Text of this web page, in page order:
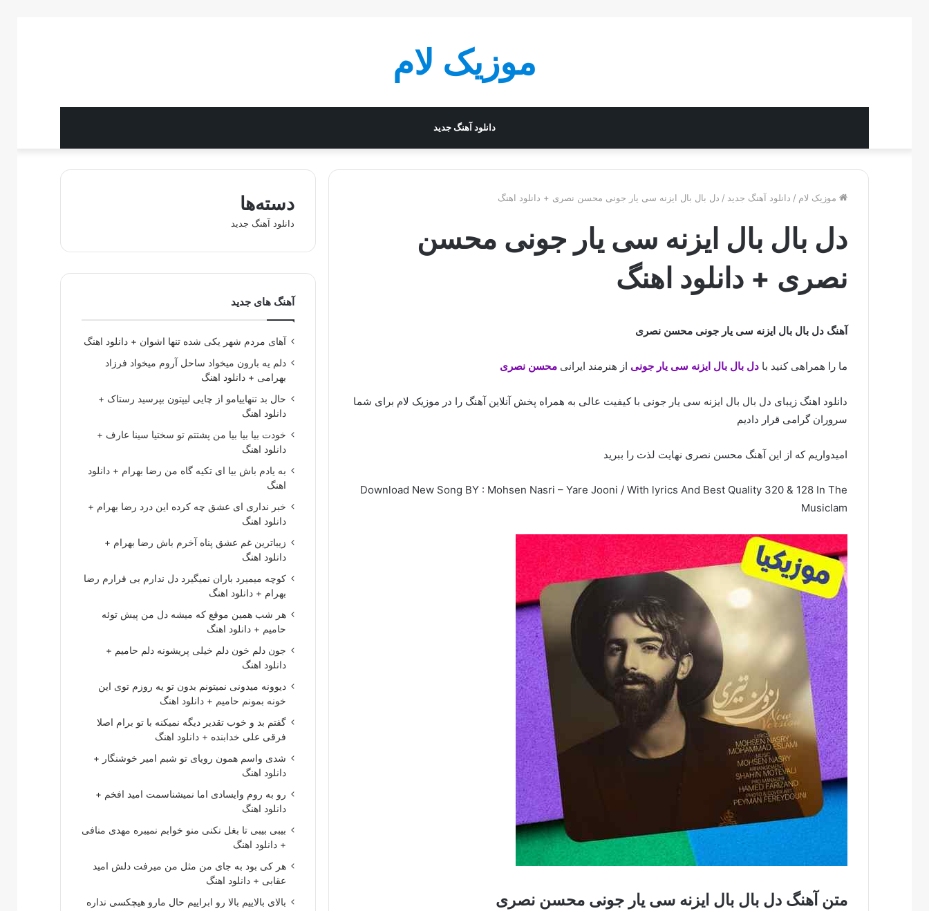
موزیک لام
دانلود آهنگ جدید
موزیک لام / دانلود آهنگ جدید / دل بال بال ایزنه سی یار جونی محسن نصری + دانلود اهنگ
دل بال بال ایزنه سی یار جونی محسن
نصری + دانلود اهنگ
آهنگ دل بال بال ایزنه سی یار جونی محسن نصری
ما را همراهی کنید با دل بال بال ایزنه سی یار جونی از هنرمند ایرانی محسن نصری
دانلود اهنگ زیبای دل بال بال ایزنه سی یار جونی با کیفیت عالی به همراه پخش آنلاین آهنگ را در موزیک لام برای شما
سروران گرامی قرار دادیم
امیدواریم که از این آهنگ محسن نصری نهایت لذت را ببرید
Download New Song BY : Mohsen Nasri – Yare Jooni / With lyrics And Best Quality 320 & 128 In The
Musiclam
متن آهنگ دل بال بال ایزنه سی یار جونی محسن نصری
دسته‌ها
دانلود آهنگ جدید
آهنگ های جدید
آهای مردم شهر یکی شده تنها اشوان + دانلود اهنگ
دلم یه بارون میخواد ساحل آروم میخواد فرزاد
بهرامی + دانلود اهنگ
حال بد تنهاییامو از چایی لیپتون بپرسید رستاک +
دانلود اهنگ
خودت بیا بیا بیا من پشتتم تو سختیا سینا عارف +
دانلود اهنگ
به یادم باش بیا ای تکیه گاه من رضا بهرام + دانلود
اهنگ
خبر نداری ای عشق چه کرده این درد رضا بهرام +
دانلود اهنگ
زیباترین غم عشق پناه آخرم باش رضا بهرام +
دانلود اهنگ
کوچه میمیرد باران نمیگیرد دل ندارم بی قرارم رضا
بهرام + دانلود اهنگ
هر شب همین موقع که میشه دل من پیش توئه
حامیم + دانلود اهنگ
جون دلم خون دلم خیلی پریشونه دلم حامیم +
دانلود اهنگ
دیوونه میدونی نمیتونم بدون تو یه روزم توی این
خونه بمونم حامیم + دانلود اهنگ
گفتم بد و خوب تقدیر دیگه نمیکنه با تو برام اصلا
فرقی علی خدابنده + دانلود اهنگ
شدی واسم همون رویای تو شبم امیر خوشنگار +
دانلود اهنگ
رو به روم وایسادی اما نمیشناسمت امید افخم +
دانلود اهنگ
بیبی بیبی تا بغل نکنی منو خوابم نمیبره مهدی منافی
+ دانلود اهنگ
هر کی بود به جای من مثل من میرفت دلش امید
عقابی + دانلود اهنگ
بالای بالاییم بالا رو ابراییم حال مارو هیچکسی نداره